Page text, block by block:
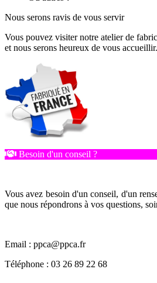
Nous serons ravis de vous servir
Vous pouvez visiter notre atelier de
et nous serons heureux de vous accueillir.
Besoin d'un conseil ?
Vous avez besoin d'un conseil, d'un
que nous répondrons à vos questions,
Email : ppca@ppca.fr
Téléphone : 03 26 89 22 68